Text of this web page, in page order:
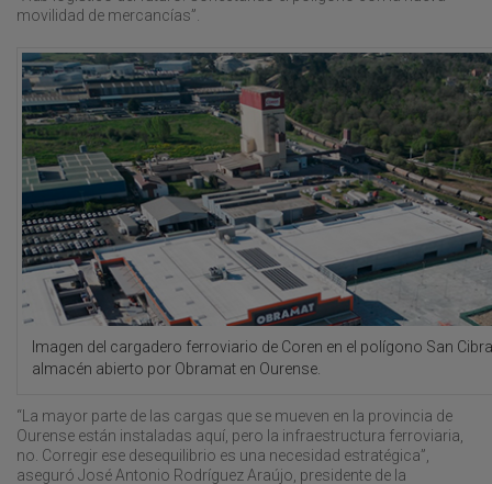
movilidad de mercancías”.
Imagen del cargadero ferroviario de Coren en el polígono San
almacén abierto por Obramat en Ourense.
“La mayor parte de las cargas que se mueven en la provincia de
Ourense están instaladas aquí, pero la infraestructura ferroviaria,
no. Corregir ese desequilibrio es una necesidad estratégica”,
aseguró José Antonio Rodríguez Araújo, presidente de la